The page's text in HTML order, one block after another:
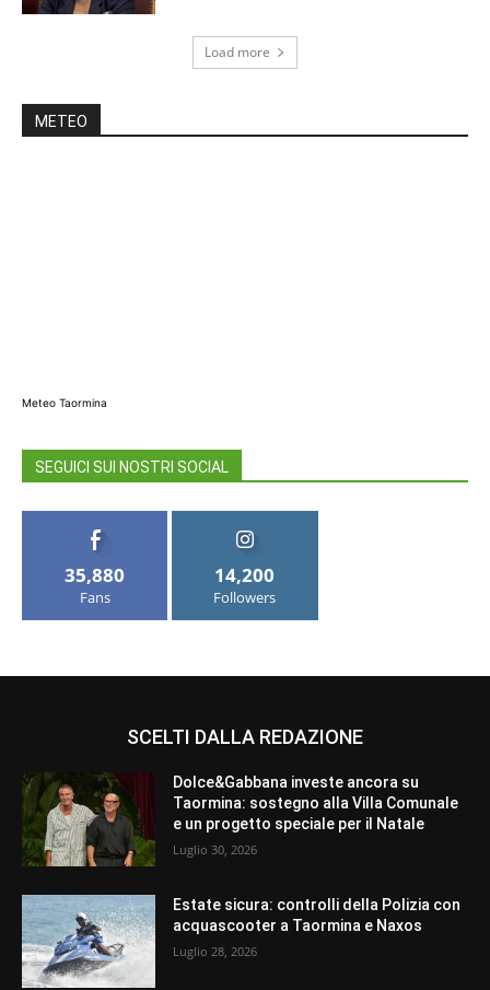
Load more
METEO
Meteo Taormina
SEGUICI SUI NOSTRI SOCIAL
35,880
Fans
14,200
Followers
SCELTI DALLA REDAZIONE
Dolce&Gabbana investe ancora su
Taormina: sostegno alla Villa Comunale
e un progetto speciale per il Natale
Luglio 30, 2026
Estate sicura: controlli della Polizia con
acquascooter a Taormina e Naxos
Luglio 28, 2026